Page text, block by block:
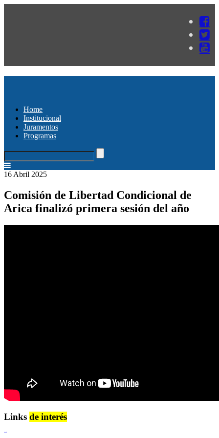
Home
Institucional
Juramentos
Programas
16 Abril 2025
Comisión de Libertad Condicional de
Arica finalizó primera sesión del año
Links de interés